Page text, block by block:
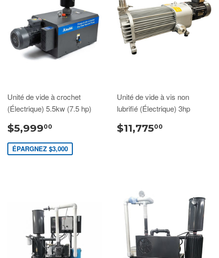
Unité de vide à crochet
(Électrique) 5.5kw (7.5 hp)
$5,99900
ÉPARGNEZ $3,000
Unité de vide à vis non
lubrifié (Électrique) 3hp
$11,77500